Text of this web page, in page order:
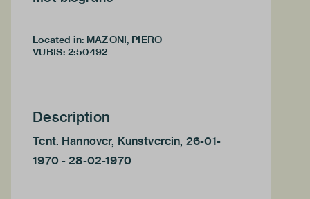
Located in: MAZONI, PIERO
VUBIS: 2:50492
Description
Tent. Hannover, Kunstverein, 26-01-
1970 - 28-02-1970